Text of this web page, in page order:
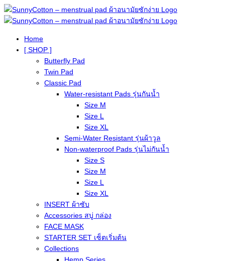
Home
[ SHOP ]
Butterfly Pad
Twin Pad
Classic Pad
Water-resistant Pads รุ่นกันน้ำ
Size M
Size L
Size XL
Semi-Water Resistant รุ่นผ้าวูล
Non-waterproof Pads รุ่นไม่กันน้ำ
Size S
Size M
Size L
Size XL
INSERT ผ้าซับ
Accessories สบู่ กล่อง
FACE MASK
STARTER SET เซ็ตเริ่มต้น
Collections